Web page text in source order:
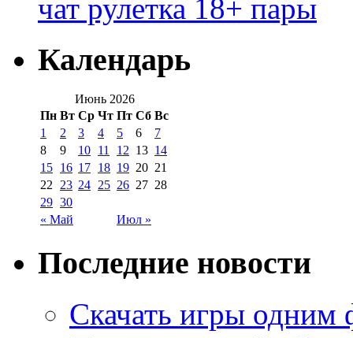
чат рулетка 18+ пары
Календарь
Июнь 2026
Пн Вт Ср Чт Пт Сб Вс
« Май Июл »
1 2 3 4 5 6
7
8
9 10 11 12 13 14
15 16 17 18 19 20 21
22 23 24 25 26 27 28
29 30
Последние новости
Скачать игры одним